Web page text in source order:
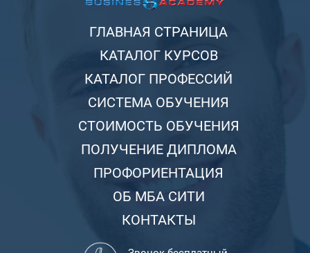
ГЛАВНАЯ СТРАНИЦА
КАТАЛОГ КУРСОВ
КАТАЛОГ ПРОФЕССИЙ
СИСТЕМА ОБУЧЕНИЯ
СТОИМОСТЬ ОБУЧЕНИЯ
ПОЛУЧЕНИЕ ДИПЛОМА
ПРОФОРИЕНТАЦИЯ
ОБ МБА СИТИ
КОНТАКТЫ